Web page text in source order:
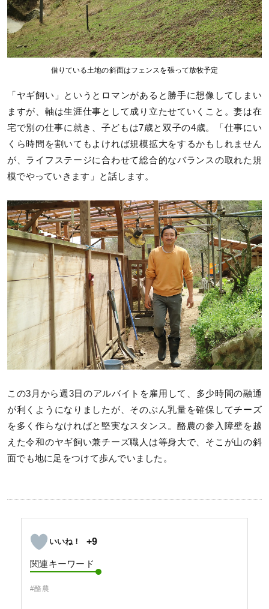
借りている土地の斜面はフェンスを張って放牧予定
「ヤギ飼い」というとロマンがあると勝手に想像してしまい
ますが、軸は生涯仕事として成り立たせていくこと。妻は在
宅で別の仕事に就き、子どもは7歳と双子の4歳。「仕事にい
くら時間を割いてもよければ規模拡大をするかもしれません
が、ライフステージに合わせて総合的なバランスの取れた規
模でやっていきます」と話します。
この3月から週3日のアルバイトを雇用して、多少時間の融通
が利くようになりましたが、そのぶん乳量を確保してチーズ
を多く作らなければと堅実なスタンス。酪農の参入障壁を越
えた令和のヤギ飼い兼チーズ職人は等身大で、そこが山の斜
面でも地に足をつけて歩んでいました。
+9
関連キーワード
#酪農